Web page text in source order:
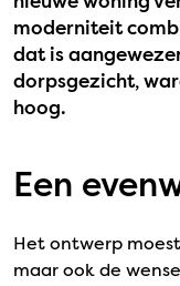
moderniteit
dat is
dorpsgezicht,
hoog.
Een
Het ontwerp
maar ook de